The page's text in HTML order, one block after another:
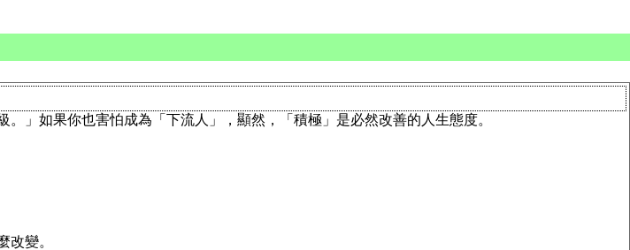
」如果你也害怕成為「下流人」，顯然，「積極」是必然改善的人生態度。
改變。